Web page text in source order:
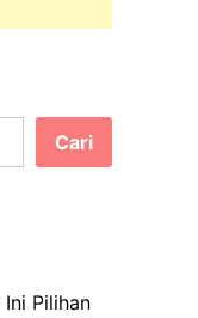
Cari
Pilihan